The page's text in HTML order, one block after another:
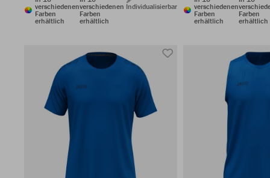
verschiedenen
Farben
erhältlich
verschiedenen
Farben
erhältlich
Individualisierbar
verschiedenen
Farben
erhältlich
Farben
erhältlich